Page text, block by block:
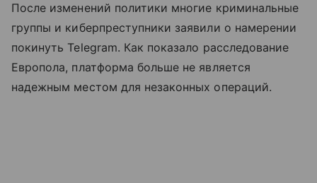
После изменений политики многие криминальные
группы и киберпреступники заявили о намерении
покинуть Telegram. Как показало расследование
Европола, платформа больше не является
надежным местом для незаконных операций.